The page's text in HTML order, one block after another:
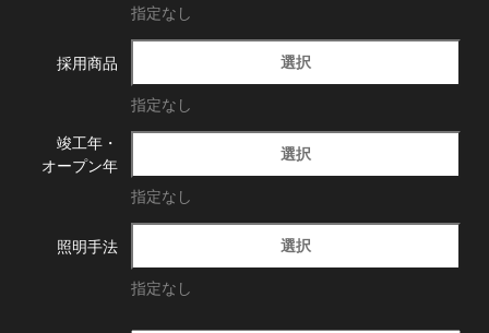
指定なし
採用商品 選択
指定なし
竣工年・
オープン年
選択
指定なし
照明手法 選択
指定なし